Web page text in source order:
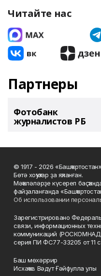
Читайте нас
Партнеры
Фотобанк
журналистов РБ
© 1917 - 2026
Бөтә хоҡуҡтар ҙа яҡланған.
Мәҡәләләрҙе күсереп
файҙаланғанда
Об использовании
Зарегистрировано
связи, информационных
коммуникаций
серия ПИ ФС77-33205 от 11
Баш мөхәррир
Исхаҡов Вәдүт Ғәйфулла улы